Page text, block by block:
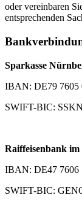
oder vereinbaren
entsprechenden
Sparkasse
IBAN: DE79 7605
SWIFT-BIC:
Raiffeisenbank
IBAN: DE47 7606
SWIFT-BIC: